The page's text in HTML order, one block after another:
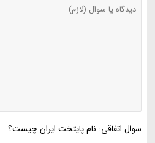
سوال اتفاقی: نام پایتخت ایران چیست؟